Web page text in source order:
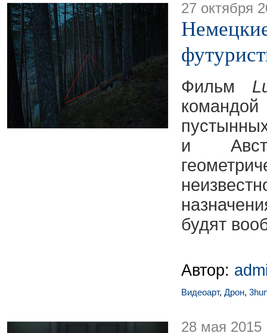
27 октября
Фильм
и
будят
Автор:
Видеоарт, Дрон,
28 мая 2015